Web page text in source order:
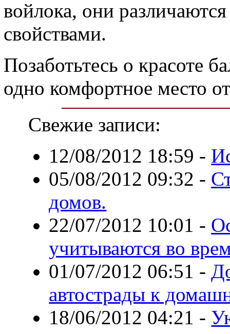
войлока, они
свойствами.
Позаботьтесь о красоте
одно комфортное место
Свежие записи:
12/08/2012 18:59 -
05/08/2012 09:32 -
домов.
22/07/2012 10:01 -
учитываются во
01/07/2012 06:51 -
автострады к
18/06/2012 04:21 -